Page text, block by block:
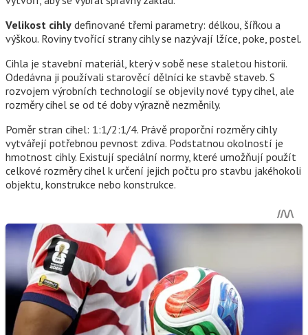
Velikost cihly definované třemi parametry: délkou, šířkou a
výškou. Roviny tvořící strany cihly se nazývají lžíce, poke, postel.
Cihla je stavební materiál, který v sobě nese staletou historii.
Odedávna ji používali starověcí dělníci ke stavbě staveb. S
rozvojem výrobních technologií se objevily nové typy cihel, ale
rozměry cihel se od té doby výrazně nezměnily.
Poměr stran cihel: 1:1/2:1/4. Právě proporční rozměry cihly
vytvářejí potřebnou pevnost zdiva. Podstatnou okolností je
hmotnost cihly. Existují speciální normy, které umožňují použít
celkové rozměry cihel k určení jejich počtu pro stavbu jakéhokoli
objektu, konstrukce nebo konstrukce.